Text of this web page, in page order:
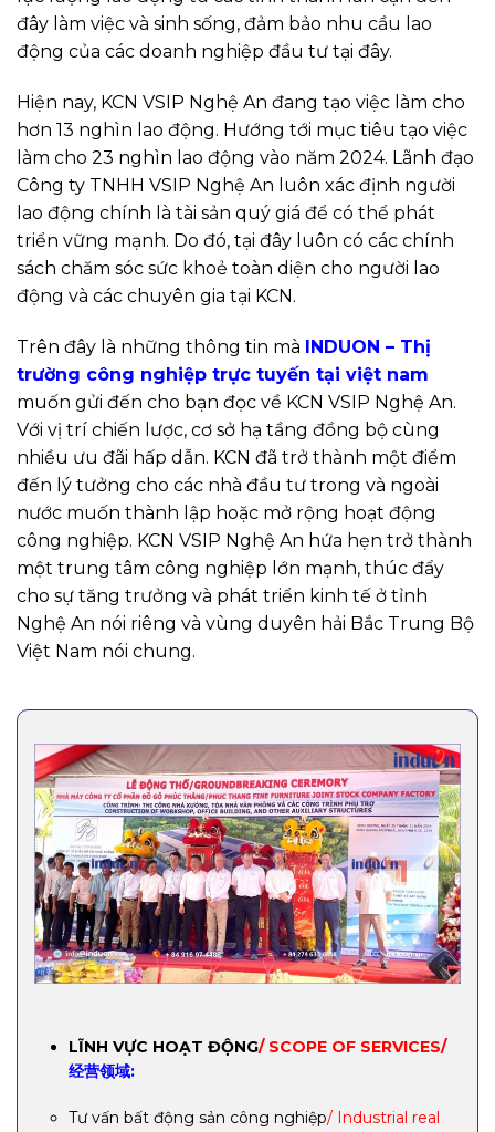
đây làm việc và sinh sống, đảm bảo nhu cầu lao
động của các doanh nghiệp đầu tư tại đây.
Hiện nay, KCN VSIP Nghệ An đang tạo việc làm cho
hơn 13 nghìn lao động. Hướng tới mục tiêu tạo việc
làm cho 23 nghìn lao động vào năm 2024. Lãnh đạo
Công ty TNHH VSIP Nghệ An luôn xác định người
lao động chính là tài sản quý giá để có thể phát
triển vững mạnh. Do đó, tại đây luôn có các chính
sách chăm sóc sức khoẻ toàn diện cho người lao
động và các chuyên gia tại KCN.
Trên đây là những thông tin mà INDUON – Thị
trường công nghiệp trực tuyến tại việt nam
muốn gửi đến cho bạn đọc về KCN VSIP Nghệ An.
Với vị trí chiến lược, cơ sở hạ tầng đồng bộ cùng
nhiều ưu đãi hấp dẫn. KCN đã trở thành một điểm
đến lý tưởng cho các nhà đầu tư trong và ngoài
nước muốn thành lập hoặc mở rộng hoạt động
công nghiệp. KCN VSIP Nghệ An hứa hẹn trở thành
một trung tâm công nghiệp lớn mạnh, thúc đẩy
cho sự tăng trưởng và phát triển kinh tế ở tỉnh
Nghệ An nói riêng và vùng duyên hải Bắc Trung Bộ
Việt Nam nói chung.
LĨNH VỰC HOẠT ĐỘNG/ SCOPE OF SERVICES/
经营领域:
Tư vấn bất động sản công nghiệp/ Industrial real